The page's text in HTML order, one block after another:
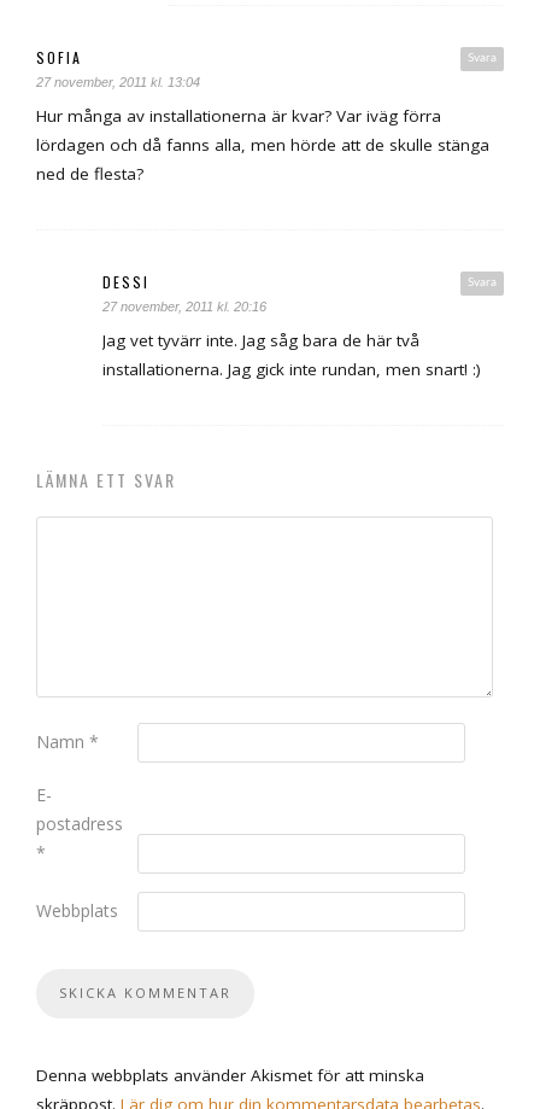
Svara
SOFIA
27 november, 2011 kl. 13:04
Hur många av installationerna är kvar? Var iväg förra
lördagen och då fanns alla, men hörde att de skulle stänga
ned de flesta?
Svara
DESSI
27 november, 2011 kl. 20:16
Jag vet tyvärr inte. Jag såg bara de här två
installationerna. Jag gick inte rundan, men snart! :)
LÄMNA ETT SVAR
Namn *
E-
postadress
*
Webbplats
Denna webbplats använder Akismet för att minska
skräppost. Lär dig om hur din kommentarsdata bearbetas.